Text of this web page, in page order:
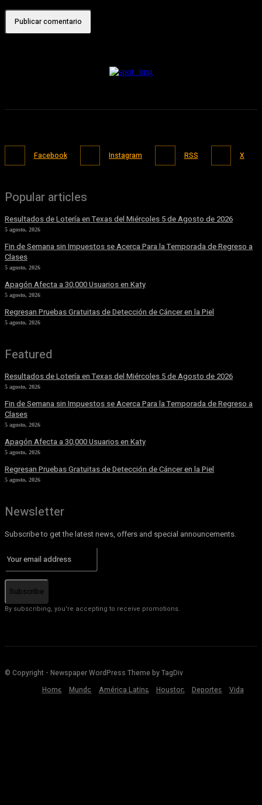
Facebook Instagram RSS X
Popular articles
Resultados de Lotería en Texas del Miércoles 5 de Agosto de 2026
5 agosto, 2026
Fin de Semana sin Impuestos se Acerca Para la Temporada de Regreso a
Clases
5 agosto, 2026
Apagón Afecta a 30,000 Usuarios en Katy
5 agosto, 2026
Regresan Pruebas Gratuitas de Detección de Cáncer en la Piel
5 agosto, 2026
Featured
Resultados de Lotería en Texas del Miércoles 5 de Agosto de 2026
5 agosto, 2026
Fin de Semana sin Impuestos se Acerca Para la Temporada de Regreso a
Clases
5 agosto, 2026
Apagón Afecta a 30,000 Usuarios en Katy
5 agosto, 2026
Regresan Pruebas Gratuitas de Detección de Cáncer en la Piel
5 agosto, 2026
Newsletter
Subscribe to get the latest news, offers and special announcements.
Subscribe
By subscribing, you're accepting to receive promotions.
© Copyright - Newspaper WordPress Theme by TagDiv
Home
Mundo América Latina Houston Deportes Vida